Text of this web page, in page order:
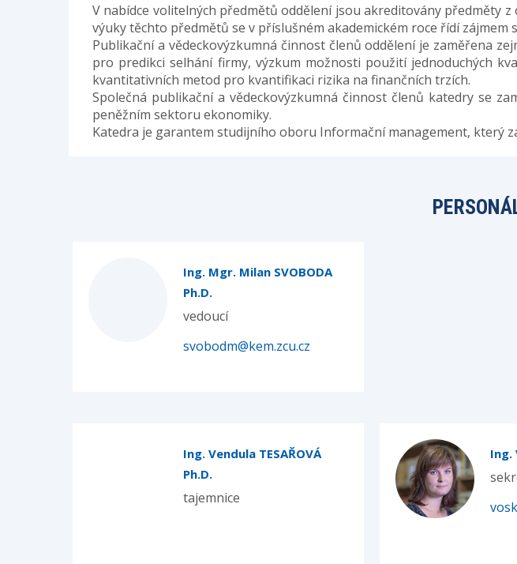
V nabídce volitelných předmětů oddělení jsou akreditovány předměty
výuky těchto předmětů se v příslušném akademickém roce řídí zájmem
Publikační a vědeckovýzkumná činnost členů oddělení je zaměřena
pro predikci selhání firmy, výzkum možnosti použití jednoduchých
kvantitativních metod pro kvantifikaci rizika na finančních trzích.
Společná publikační a vědeckovýzkumná činnost členů katedry se
peněžním sektoru ekonomiky.
Katedra je garantem studijního oboru Informační management, který
Ing. Mgr. Milan SVOBODA
Ph.D.
vedoucí
svobodm@kem.zcu.cz
Ing. Vendula TESAŘOVÁ
Ph.D.
tajemnice
Ing.